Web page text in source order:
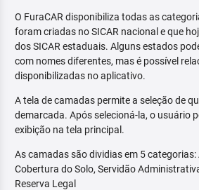
O FuraCAR disponibiliza todas as
foram criadas no SICAR nacional e que
dos SICAR estaduais. Alguns estados
com nomes diferentes, mas é possível
disponibilizadas no aplicativo.
A tela de camadas permite a seleção de
demarcada. Após selecioná-la, o usuário
exibição na tela principal.
As camadas são dividias em 5 categorias:
Cobertura do Solo, Servidão
Reserva Legal